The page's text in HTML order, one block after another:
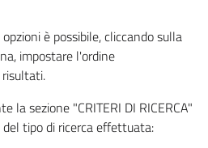
è possibile, cliccando sulla
impostare l'ordine
la sezione "CRITERI DI RICERCA"
tipo di ricerca effettuata: